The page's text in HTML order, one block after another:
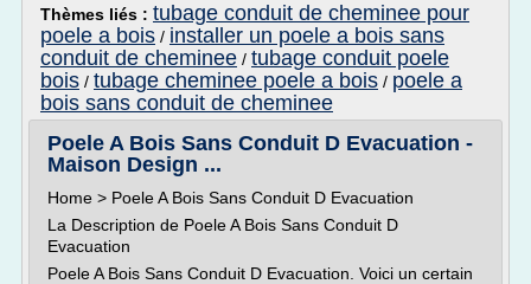
Thèmes liés : tubage conduit de cheminee pour
poele a bois / installer un poele a bois sans
conduit de cheminee / tubage conduit poele
bois / tubage cheminee poele a bois / poele a
bois sans conduit de cheminee
Poele A Bois Sans Conduit D Evacuation -
Maison Design ...
Home > Poele A Bois Sans Conduit D Evacuation
La Description de Poele A Bois Sans Conduit D
Evacuation
Poele A Bois Sans Conduit D Evacuation. Voici un certain